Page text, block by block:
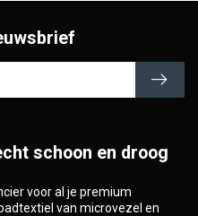
schoon en droog
voor al je premium
van microvezel en